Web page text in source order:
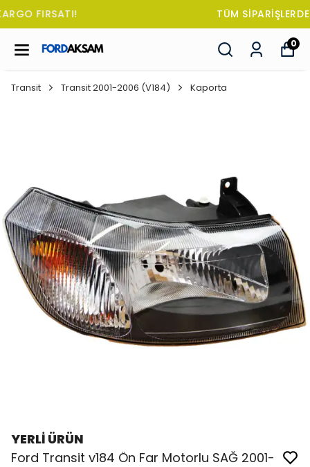
TÜM SİPARİŞLERDE OTO KOKUSU HEDİYE!
0
Transit Transit 2001-2006 (V184) Kaporta
YERLİ ÜRÜN
Ford Transit v184 Ön Far Motorlu SAĞ 2001-